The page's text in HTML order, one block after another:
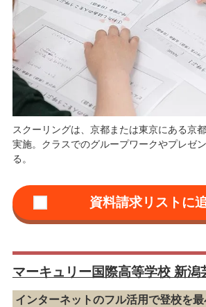
スクーリングは、京都または東京にある京
実施。クラスでのグループワークやプレゼ
る。
マーキュリー国際高等学校 新潟
インターネットのフル活用で登校を最